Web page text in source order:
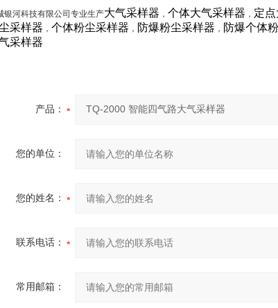
银河科技有限公司专业生产大气采样器 ， 个体大气采样器 ， 定
采样器 ， 个体粉尘采样器 ， 防爆粉尘采样器 ， 防爆个体
采样器
产品：
您的单位：
您的姓名：
联系电话：
常用邮箱：